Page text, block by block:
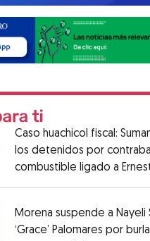
Caso huachicol fiscal:
los detenidos por
combustible ligado a
Morena suspende a Nayeli
‘Grace’ Palomares por